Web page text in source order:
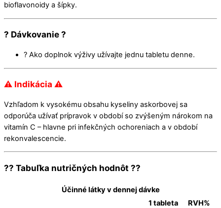
bioflavonoidy a šípky.
? Dávkovanie ?
? Ako doplnok výživy užívajte jednu tabletu denne.
⚠ Indikácia ⚠
Vzhľadom k vysokému obsahu kyseliny askorbovej sa
odporúča užívať prípravok v období so zvýšeným nárokom na
vitamín C – hlavne pri infekčných ochoreniach a v období
rekonvalescencie.
?? Tabuľka nutričných hodnôt ??
Účinné látky v dennej dávke
1 tableta
RVH%